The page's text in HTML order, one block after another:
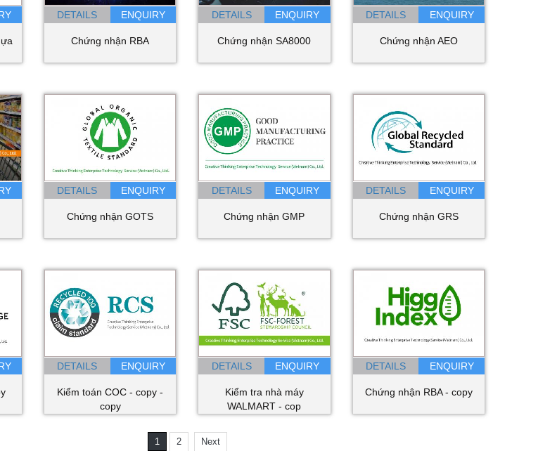
DETAILS
Chứng nhận RBA
DETAILS
Chứng nhận SA8000
DETAILS
Chứng nhận AEO
DETAILS
Chứng nhận GOTS
DETAILS
Chứng nhận GMP
DETAILS
Chứng nhận GRS
DETAILS
Kiểm toán COC - copy -
copy
DETAILS
Kiểm tra nhà máy
WALMART - cop
DETAILS
Chứng nhận RBA - copy
1 2 Next